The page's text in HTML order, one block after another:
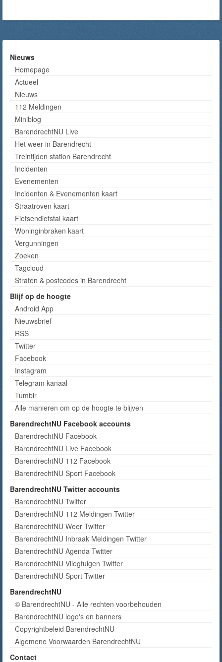
Nieuws
Homepage
Actueel
Nieuws
112 Meldingen
Miniblog
BarendrechtNU Live
Het weer in Barendrecht
Treintijden station Barendrecht
Incidenten
Evenementen
Incidenten & Evenementen kaart
Straatroven kaart
Fietsendiefstal kaart
Woninginbraken kaart
Vergunningen
Zoeken
Tagcloud
Straten & postcodes in Barendrecht
Blijf op de hoogte
Android App
Nieuwsbrief
RSS
Twitter
Facebook
Instagram
Telegram kanaal
Tumblr
Alle manieren om op de hoogte te blijven
BarendrechtNU Facebook accounts
BarendrechtNU Facebook
BarendrechtNU Live Facebook
BarendrechtNU 112 Facebook
BarendrechtNU Sport Facebook
BarendrechtNU Twitter accounts
BarendrechtNU Twitter
BarendrechtNU 112 Meldingen Twitter
BarendrechtNU Weer Twitter
BarendrechtNU Inbraak Meldingen Twitter
BarendrechtNU Agenda Twitter
BarendrechtNU Vliegtuigen Twitter
BarendrechtNU Sport Twitter
BarendrechtNU
© BarendrechtNU - Alle rechten voorbehouden
BarendrechtNU logo's en banners
Copyrightbeleid BarendrechtNU
Algemene Voorwaarden BarendrechtNU
Contact